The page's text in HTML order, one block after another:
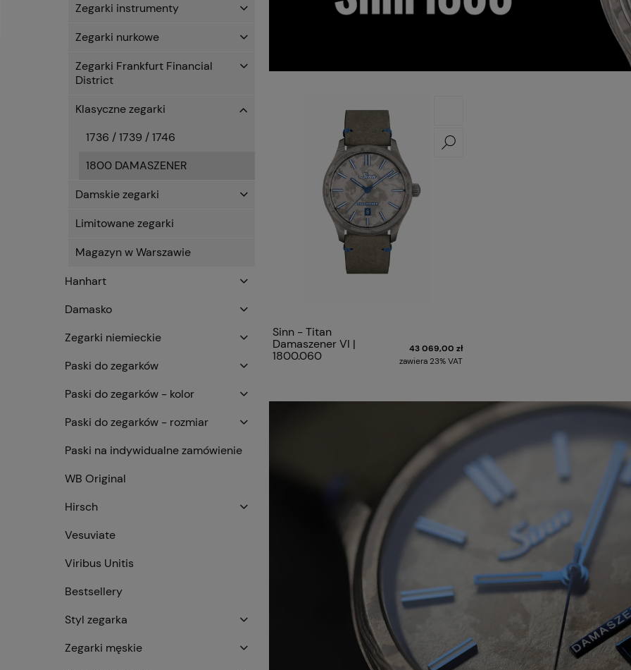
Zegarki instrumenty
Zegarki nurkowe
Zegarki Frankfurt Financial
District
Klasyczne zegarki
1736 / 1739 / 1746
1800 DAMASZENER
Damskie zegarki
Limitowane zegarki
Magazyn w Warszawie
Hanhart
Damasko
Zegarki niemieckie
Paski do zegarków
Paski do zegarków - kolor
Paski do zegarków - rozmiar
Paski na indywidualne zamówienie
WB Original
Hirsch
Vesuviate
Viribus Unitis
Bestsellery
Styl zegarka
Zegarki męskie
Sinn - Titan
Damaszener VI |
1800.060
43 069,00 zł
zawiera 23% VAT